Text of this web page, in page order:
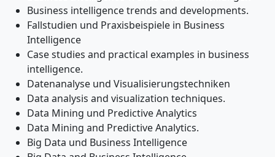
Business intelligence trends and developments.
Fallstudien und Praxisbeispiele in Business
Intelligence
Case studies and practical examples in business
intelligence.
Datenanalyse und Visualisierungstechniken
Data analysis and visualization techniques.
Data Mining und Predictive Analytics
Data Mining and Predictive Analytics.
Big Data und Business Intelligence